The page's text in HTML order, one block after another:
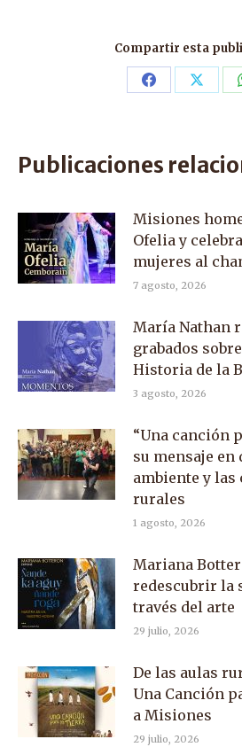
Compartir esta
Share Share
Publicaciones
Misiones
Ofelia y
mujeres al
7 agosto, 2026
María Nathan
grabados
Historia de la
3 agosto, 2026
“Una canción
su mensaje en
ambiente y las
rurales
1 agosto, 2026
Mariana
redescubrir la
través del arte
29 julio, 2026
De las aulas
Una Canción
a Misiones
29 julio, 2026